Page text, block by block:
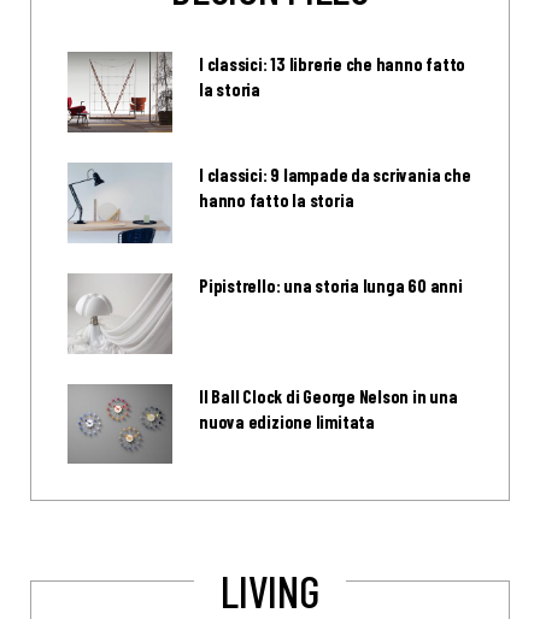
I classici: 13 librerie che hanno fatto
la storia
I classici: 9 lampade da scrivania che
hanno fatto la storia
Pipistrello: una storia lunga 60 anni
Il Ball Clock di George Nelson in una
nuova edizione limitata
LIVING